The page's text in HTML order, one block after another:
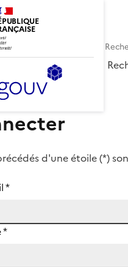
d'une étoile (*)
*
*